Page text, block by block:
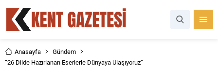
Anasayfa
Gündem
“26 Dilde Hazırlanan Eserlerle Dünyaya Ulaşıyoruz”